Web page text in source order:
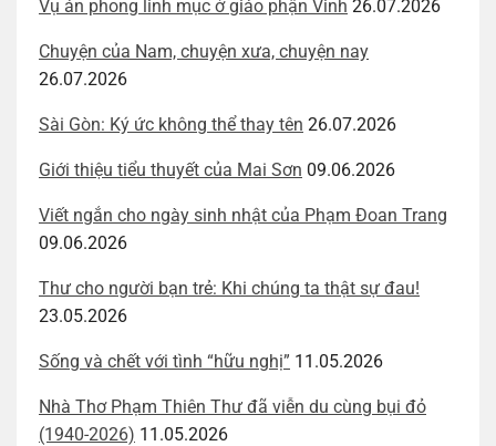
Vụ án phong linh mục ở giáo phận Vinh 26.07.2026
Chuyện của Nam, chuyện xưa, chuyện nay
26.07.2026
Sài Gòn: Ký ức không thể thay tên 26.07.2026
Giới thiệu tiểu thuyết của Mai Sơn 09.06.2026
Viết ngắn cho ngày sinh nhật của Phạm Đoan Trang
09.06.2026
Thư cho người bạn trẻ: Khi chúng ta thật sự đau!
23.05.2026
Sống và chết với tình “hữu nghị” 11.05.2026
Nhà Thơ Phạm Thiên Thư đã viễn du cùng bụi đỏ
(1940-2026) 11.05.2026